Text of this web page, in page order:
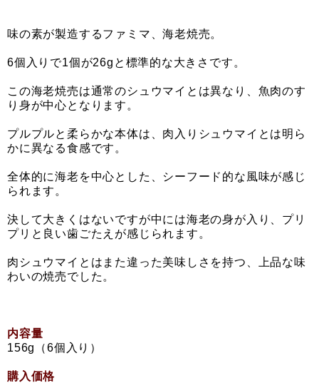
味の素が製造するファミマ、海老焼売。
6個入りで1個が26gと標準的な大きさです。
この海老焼売は通常のシュウマイとは異なり、魚肉のす
り身が中心となります。
プルプルと柔らかな本体は、肉入りシュウマイとは明ら
かに異なる食感です。
全体的に海老を中心とした、シーフード的な風味が感じ
られます。
決して大きくはないですが中には海老の身が入り、プリ
プリと良い歯ごたえが感じられます。
肉シュウマイとはまた違った美味しさを持つ、上品な味
わいの焼売でした。
内容量
156g（6個入り）
購入価格